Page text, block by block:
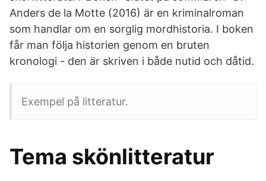
Anders de la Motte (2016) är en kriminalroman
som handlar om en sorglig mordhistoria. I boken
får man följa historien genom en bruten
kronologi - den är skriven i både nutid och dåtid.
Exempel på litteratur.
Tema skönlitteratur